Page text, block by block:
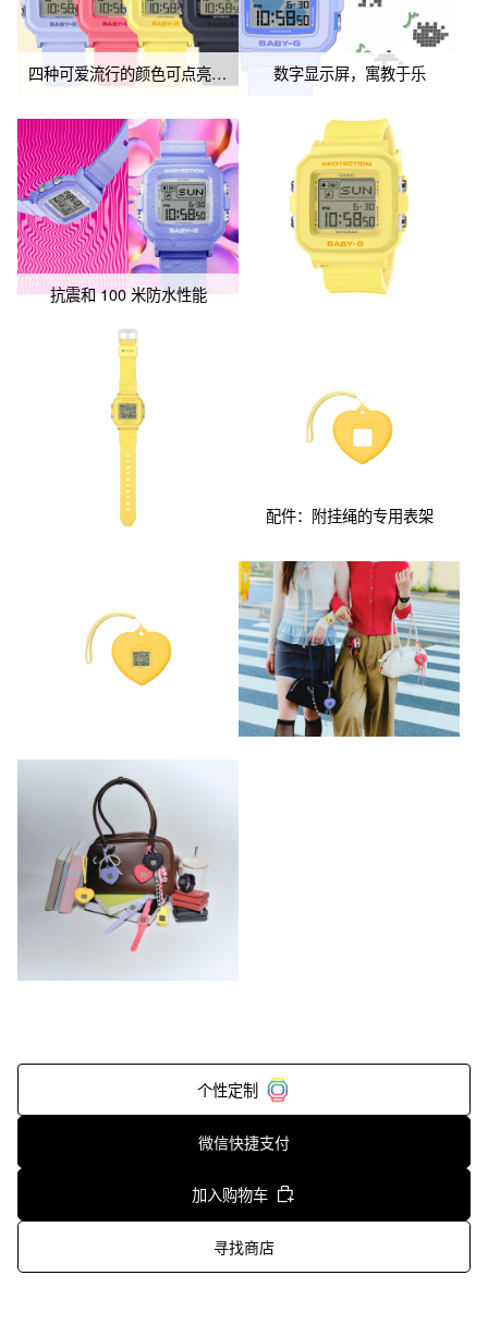
四种可爱流行的颜色可点亮任何风格 数字显示屏，寓教于乐
抗震和 100 米防水性能
配件：附挂绳的专用表架
个性定制
微信快捷支付
加入购物车
寻找商店